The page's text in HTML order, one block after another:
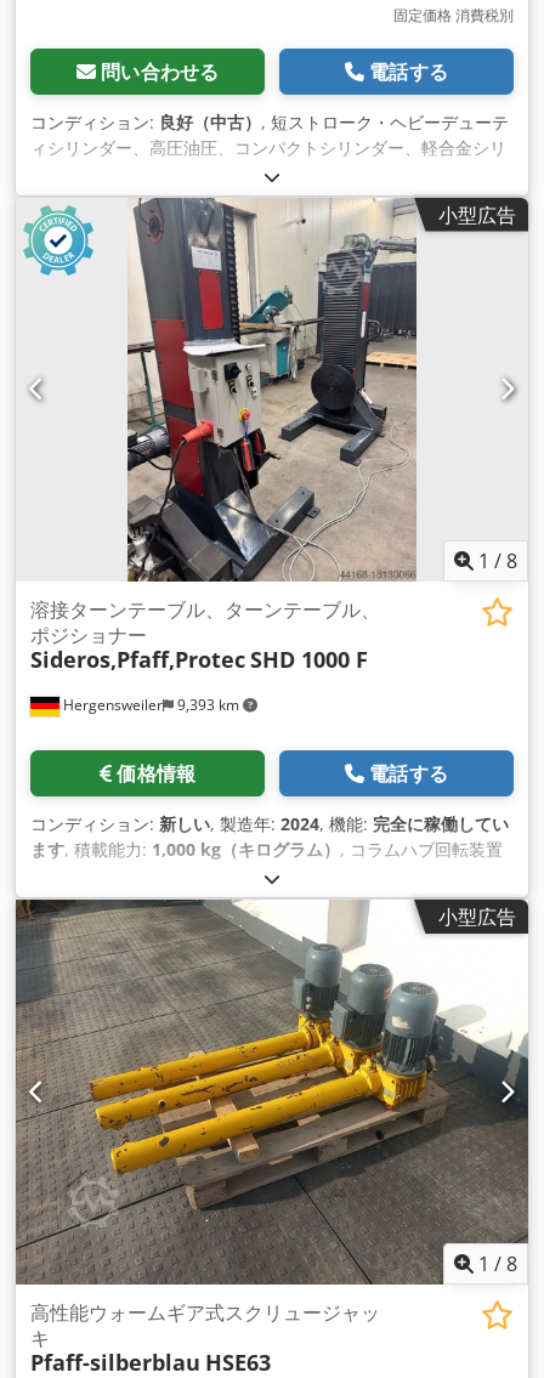
固定価格 消費税別
問い合わせる 電話する
コンディション: 良好（中古） , 短ストローク・ヘビーデューテ
ィシリンダー、高圧油圧、コンパクトシリンダー、軽合金シリ
ンダー、高圧シリンダー、ユニバーサルシリンダ ー、油圧シリ
ンダー、矯正シリンダー、油圧ピストン、油圧圧力シリンダ
ー、リフティングシリンダー圧力ピストン、油圧短ストローク
シリンダ ー、油圧フラットシリンダー -メーカー：Pfaff、油圧
短ストローク・ヘビーデューティシリンダー -ストローク：
20mm -ピストンロッド：Ø 64mm -最大作動圧力：700 bar
Cjdpfxjwuqdie Alisha -数量：シリンダー2本在庫あり -価格：
1本あたり -寸法：310/150/H85 mm -重量：13.4 kg/本
小型広告
1 /8
Hergensweiler 9,393 km
溶接ターンテーブル、ターンテーブル、
ポジショナー
Sideros,Pfaff,ProtecSHD 1000 F
価格情報 電話する
コンディション: 新しい, 製造年: 2024, 機能: 完全に稼働してい
ます, 積載能力: 1,000 kg（キログラム） , コラムハブ回転装置
耐荷重1トン プロテック旋回装置・ポジショナ シンクロリフト
ダブルカラム、ハンドヘルドリモコン、ワイヤレスおよび手動
Chsdpfx Alsvllfweija コラム調整は2回移動可能 耐荷重1000kg
最低作業高さ: 600 mm 最大作業高さ 1500 mm 速度 1rpm ク
ランププレート直径500mm 回転運動 0.37kW ご要望に応じて
2 ～ 10 トンの積載量も可能
小型広告
1 /8
高性能ウォームギア式スクリュージャッ
キ
Pfaff-silberblau HSE63